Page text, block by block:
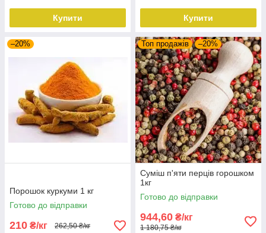
Купити Купити
–20%
Порошок куркуми 1 кг
Готово до відправки
210 ₴/кг 262,50 ₴/кг
Топ продажів –20%
Суміш п'яти перців горошком
1кг
Готово до відправки
944,60 ₴/кг
1 180,75 ₴/кг